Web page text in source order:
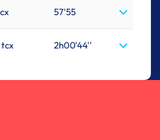
57'55
tcx 2h00'44''